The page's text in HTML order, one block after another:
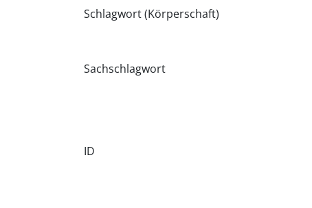
Schlagwort (Körperschaft)
Sachschlagwort
ID